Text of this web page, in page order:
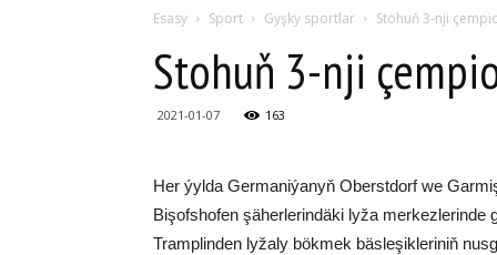
Esasy Sport Gyşky sportlar Stohuň 3-nji
Stohuň 3-nji
2021-01-07 163
Her ýylda Germaniýanyň Oberstdorf we
Bişofshofen şäherlerindäki lyža merkezlerinde
Tramplinden lyžaly bökmek bäsleşikleriniň